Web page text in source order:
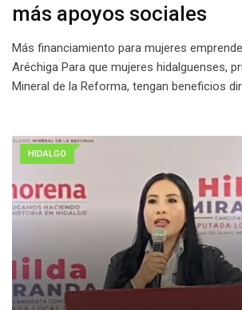
más apoyos sociales
Más financiamiento para mujeres
Aréchiga Para que mujeres hidalguenses,
Mineral de la Reforma, tengan beneficios
HIDALGO